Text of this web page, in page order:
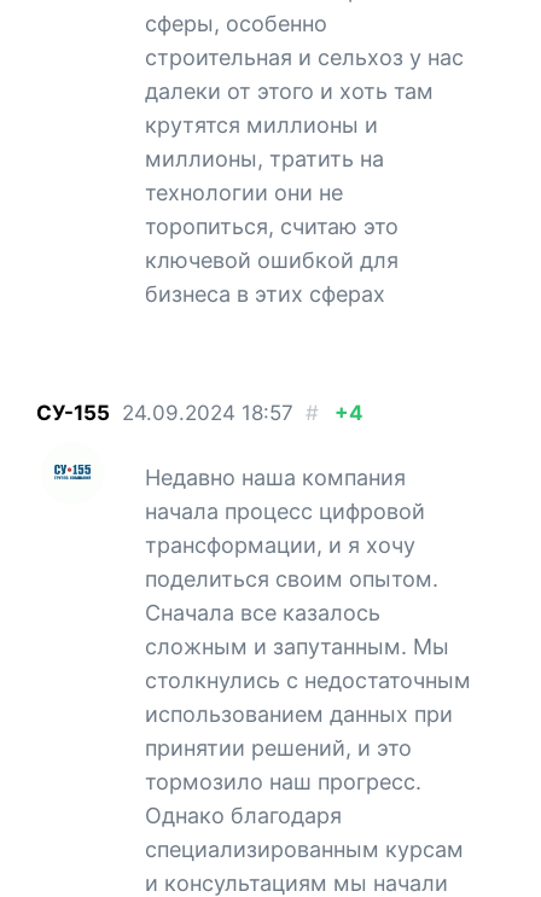
сферы, особенно
строительная и сельхоз у нас
далеки от этого и хоть там
крутятся миллионы и
миллионы, тратить на
технологии они не
торопиться, считаю это
ключевой ошибкой для
бизнеса в этих сферах
СУ-155 24.09.2024 18:57 # +4
Недавно наша компания
начала процесс цифровой
трансформации, и я хочу
поделиться своим опытом.
Сначала все казалось
сложным и запутанным. Мы
столкнулись с недостаточным
использованием данных при
принятии решений, и это
тормозило наш прогресс.
Однако благодаря
специализированным курсам
и консультациям мы начали